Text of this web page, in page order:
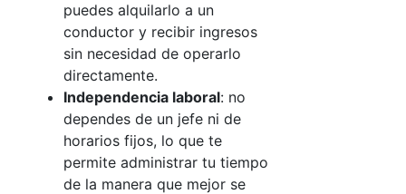
puedes alquilarlo a un
conductor y recibir ingresos
sin necesidad de operarlo
directamente.
Independencia laboral: no
dependes de un jefe ni de
horarios fijos, lo que te
permite administrar tu tiempo
de la manera que mejor se